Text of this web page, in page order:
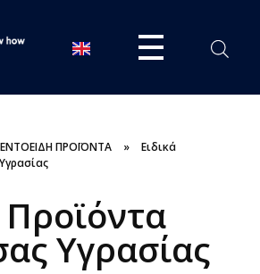
ΠΡΟΪΟΝΤΑ »
Ειδικά
Προϊόντα
Υγρασίας